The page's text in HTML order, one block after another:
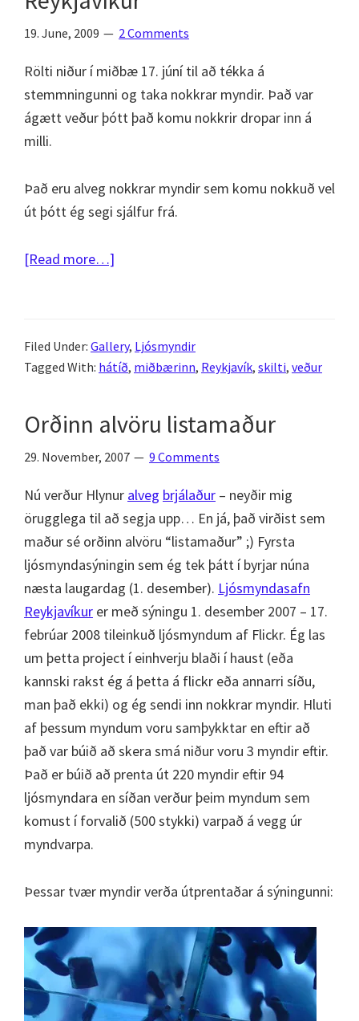
19. June, 2009 2 Comments
Rölti niður í miðbæ 17. júní til að tékka á
stemmningunni og taka nokkrar myndir. Það var
ágætt veður þótt það komu nokkrir dropar inn á
milli.
Það eru alveg nokkrar myndir sem komu nokkuð vel
út þótt ég segi sjálfur frá.
[Read more…]
–
miðbær
Filed Under: Gallery, Ljósmyndir
Tagged With: hátíð, miðbærinn, Reykjavík, skilti, veður
Orðinn alvöru listamaður
29. November, 2007 9 Comments
Nú verður Hlynur alveg brjálaður – neyðir mig
örugglega til að segja upp… En já, það virðist sem
maður sé orðinn alvöru “listamaður” ;) Fyrsta
ljósmyndasýningin sem ég tek þátt í byrjar núna
næsta laugardag (1. desember). Ljósmyndasafn
Reykjavíkur er með sýningu 1. desember 2007 – 17.
febrúar 2008 tileinkuð ljósmyndum af Flickr. Ég las
um þetta project í einhverju blaði í haust (eða
kannski rakst ég á þetta á flickr eða annarri síðu,
man það ekki) og ég sendi inn nokkrar myndir. Hluti
af þessum myndum voru samþykktar en eftir að
það var búið að skera smá niður voru 3 myndir eftir.
Það er búið að prenta út 220 myndir eftir 94
ljósmyndara en síðan verður þeim myndum sem
komust í forvalið (500 stykki) varpað á vegg úr
myndvarpa.
Þessar tvær myndir verða útprentaðar á sýningunni: